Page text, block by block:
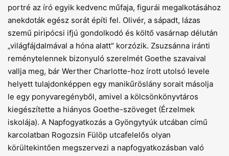
portré az író egyik kedvenc műfaja, figurái megalkotásához
anekdoták egész sorát építi fel. Olivér, a sápadt, lázas
szemű piripócsi ifjú gondolkodó és költő vasárnap délután
„világfájdalmával a hóna alatt" korzózik. Zsuzsánna iránti
reménytelennek bizonyuló szerelmét Goethe szavaival
vallja meg, bár Werther Charlotte-hoz írott utolsó levele
helyett tulajdonképpen egy manikűröslány sorait másolja
le egy ponyvaregényből, amivel a kölcsönkönyvtáros
kiegészítette a hiányos Goethe-szöveget (Érzelmek
iskolája). A Napfogyatkozás a Gyöngytyúk utcában című
karcolatban Rogozsin Fülöp utcafelelős olyan
körültekintően megszervezi a napfogyatkozásban való